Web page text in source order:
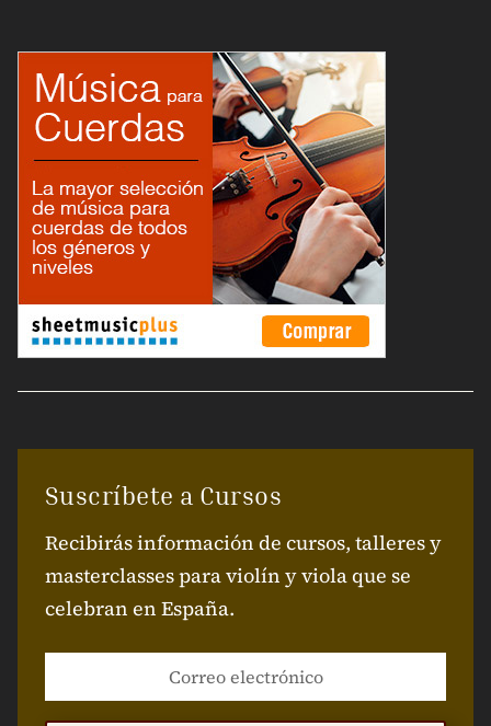
Suscríbete a Cursos
Recibirás información de cursos, talleres y
masterclasses para violín y viola que se
celebran en España.